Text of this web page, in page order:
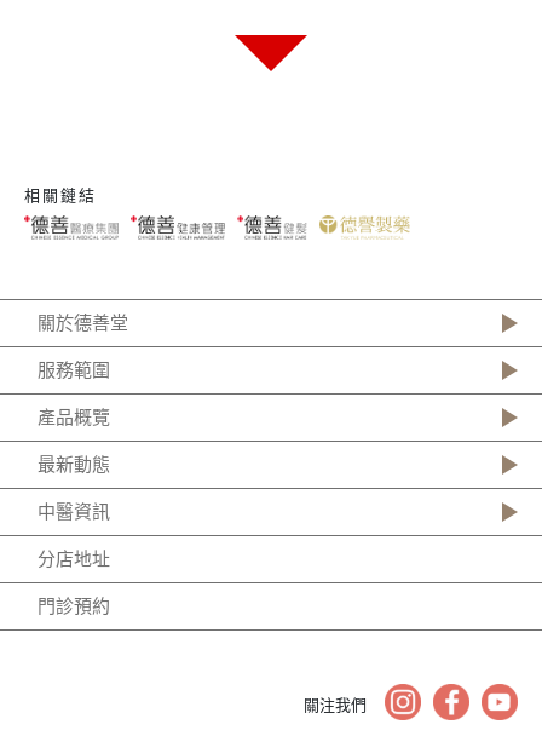
相關鏈結
關於德善堂
服務範圍
產品概覽
最新動態
中醫資訊
分店地址
門診預約
關注我們